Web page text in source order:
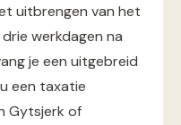
uitbrengen van het
werkdagen na
je een uitgebreid
een taxatie
Gytsjerk of